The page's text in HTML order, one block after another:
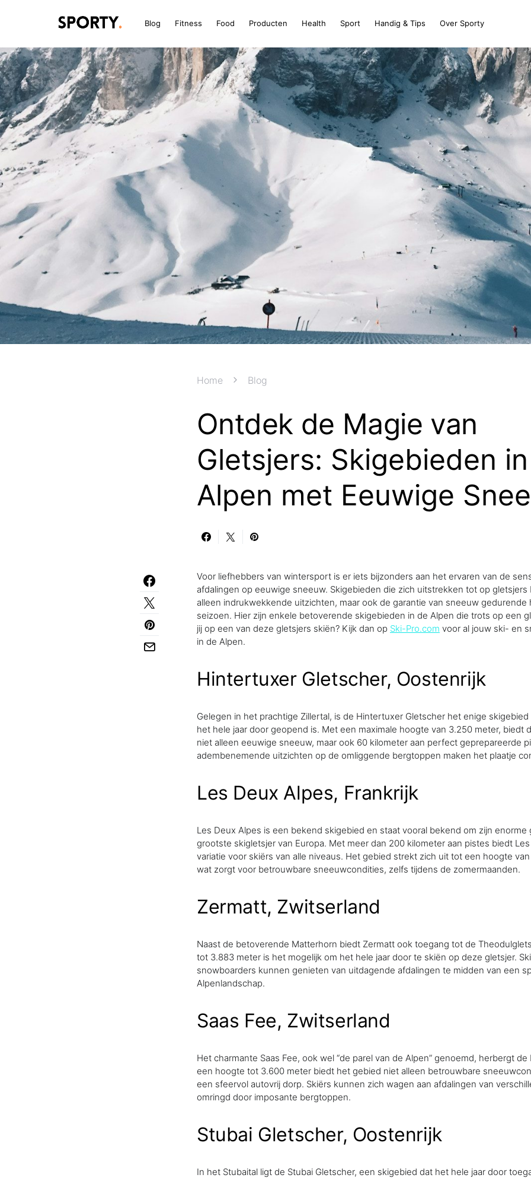
Blog Fitness Food Producten Health Sport Handig & Tips Over Sporty
Home Blog
Ontdek de Magie van
Gletsjers: Skigebieden
Alpen met Eeuwige
Voor liefhebbers van wintersport is er iets bijzonders aan het ervaren van de
afdalingen op eeuwige sneeuw. Skigebieden die zich uitstrekken tot op gletsjers
alleen indrukwekkende uitzichten, maar ook de garantie van sneeuw gedurende
seizoen. Hier zijn enkele betoverende skigebieden in de Alpen die trots op een
jij op een van deze gletsjers skiën? Kijk dan op Ski-Pro.com voor al jouw ski- en
in de Alpen.
Hintertuxer Gletscher, Oostenrijk
Gelegen in het prachtige Zillertal, is de Hintertuxer Gletscher het enige
het hele jaar door geopend is. Met een maximale hoogte van 3.250 meter, biedt
niet alleen eeuwige sneeuw, maar ook 60 kilometer aan perfect geprepareerde
adembenemende uitzichten op de omliggende bergtoppen maken het plaatje
Les Deux Alpes, Frankrijk
Les Deux Alpes is een bekend skigebied en staat vooral bekend om zijn enorme
grootste skigletsjer van Europa. Met meer dan 200 kilometer aan pistes biedt
variatie voor skiërs van alle niveaus. Het gebied strekt zich uit tot een hoogte
wat zorgt voor betrouwbare sneeuwcondities, zelfs tijdens de zomermaanden.
Zermatt, Zwitserland
Naast de betoverende Matterhorn biedt Zermatt ook toegang tot de
tot 3.883 meter is het mogelijk om het hele jaar door te skiën op deze gletsjer.
snowboarders kunnen genieten van uitdagende afdalingen te midden van een
Alpenlandschap.
Saas Fee, Zwitserland
Het charmante Saas Fee, ook wel “de parel van de Alpen” genoemd, herbergt de
een hoogte tot 3.600 meter biedt het gebied niet alleen betrouwbare
een sfeervol autovrij dorp. Skiërs kunnen zich wagen aan afdalingen van
omringd door imposante bergtoppen.
Stubai Gletscher, Oostenrijk
In het Stubaital ligt de Stubai Gletscher, een skigebied dat het hele jaar door